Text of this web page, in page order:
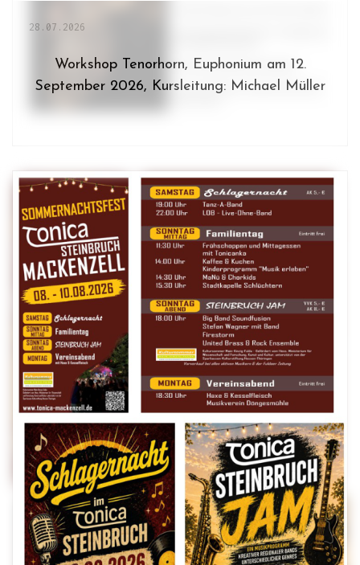
28.07.2026
Workshop Tenorhorn, Euphonium am 12.
September 2026, Kursleitung: Michael Müller